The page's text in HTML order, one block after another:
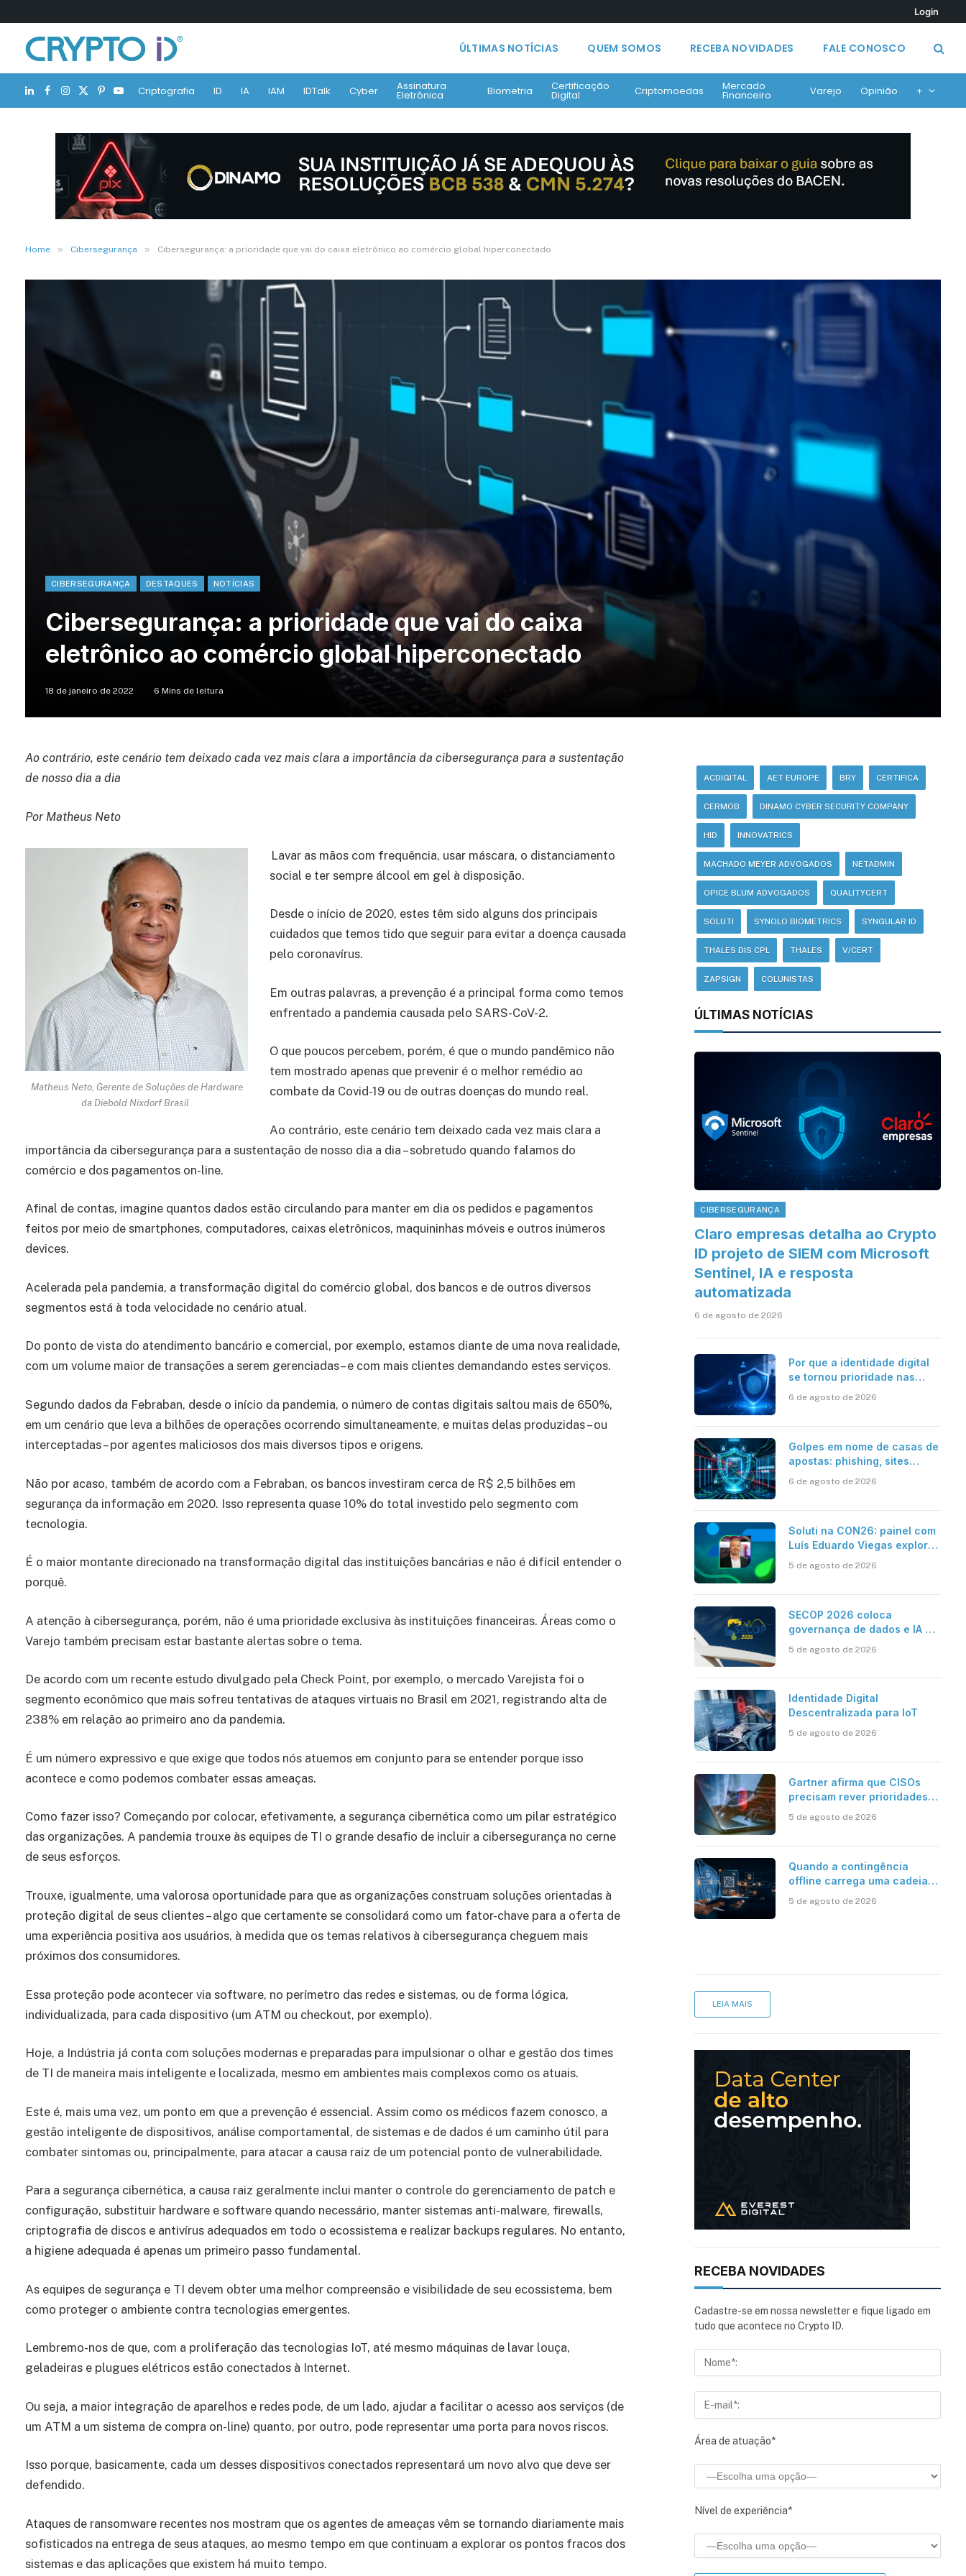
Login
ÚLTIMAS NOTÍCIAS QUEM SOMOS RECEBA NOVIDADES FALE CONOSCO
LinkedIn
Facebook
Instagram
X
(Twitter)
Pinterest
YouTubeCriptografia ID IA IAM IDTalk Cyber Assinatura
Eletrônica Biometria Certificação
Digital Criptomoedas Mercado
Financeiro Varejo Opinião +
Home » Cibersegurança » Cibersegurança: a prioridade que vai do caixa eletrônico ao comércio global hiperconectado
CIBERSEGURANÇA DESTAQUES NOTÍCIAS
Cibersegurança: a prioridade que vai do caixa
eletrônico ao comércio global hiperconectado
18 de janeiro de 2022 6 Mins de leitura
Ao contrário, este cenário tem deixado cada vez mais clara a importância da cibersegurança para a sustentação
de nosso dia a dia
Por Matheus Neto
Matheus Neto, Gerente de Soluções de Hardware
da Diebold Nixdorf Brasil
Lavar as mãos com frequência, usar máscara, o distanciamento
social e ter sempre álcool em gel à disposição.
Desde o início de 2020, estes têm sido alguns dos principais
cuidados que temos tido que seguir para evitar a doença causada
pelo coronavírus.
Em outras palavras, a prevenção é a principal forma como temos
enfrentado a pandemia causada pelo SARS-CoV-2.
O que poucos percebem, porém, é que o mundo pandêmico não
tem mostrado apenas que prevenir é o melhor remédio ao
combate da Covid-19 ou de outras doenças do mundo real.
Ao contrário, este cenário tem deixado cada vez mais clara a
importância da cibersegurança para a sustentação de nosso dia a dia – sobretudo quando falamos do
comércio e dos pagamentos on-line.
Afinal de contas, imagine quantos dados estão circulando para manter em dia os pedidos e pagamentos
feitos por meio de smartphones, computadores, caixas eletrônicos, maquininhas móveis e outros inúmeros
devices.
Acelerada pela pandemia, a transformação digital do comércio global, dos bancos e de outros diversos
segmentos está à toda velocidade no cenário atual.
Do ponto de vista do atendimento bancário e comercial, por exemplo, estamos diante de uma nova realidade,
com um volume maior de transações a serem gerenciadas– e com mais clientes demandando estes serviços.
Segundo dados da Febraban, desde o início da pandemia, o número de contas digitais saltou mais de 650%,
em um cenário que leva a bilhões de operações ocorrendo simultaneamente, e muitas delas produzidas – ou
interceptadas – por agentes maliciosos dos mais diversos tipos e origens.
Não por acaso, também de acordo com a Febraban, os bancos investiram cerca de R$ 2,5 bilhões em
segurança da informação em 2020. Isso representa quase 10% do total investido pelo segmento com
tecnologia.
É o maior montante direcionado na transformação digital das instituições bancárias e não é difícil entender o
porquê.
A atenção à cibersegurança, porém, não é uma prioridade exclusiva às instituições financeiras. Áreas como o
Varejo também precisam estar bastante alertas sobre o tema.
De acordo com um recente estudo divulgado pela Check Point, por exemplo, o mercado Varejista foi o
segmento econômico que mais sofreu tentativas de ataques virtuais no Brasil em 2021, registrando alta de
238% em relação ao primeiro ano da pandemia.
É um número expressivo e que exige que todos nós atuemos em conjunto para se entender porque isso
acontece e como podemos combater essas ameaças.
Como fazer isso? Começando por colocar, efetivamente, a segurança cibernética como um pilar estratégico
das organizações. A pandemia trouxe às equipes de TI o grande desafio de incluir a cibersegurança no cerne
de seus esforços.
Trouxe, igualmente, uma valorosa oportunidade para que as organizações construam soluções orientadas à
proteção digital de seus clientes – algo que certamente se consolidará como um fator-chave para a oferta de
uma experiência positiva aos usuários, à medida que os temas relativos à cibersegurança cheguem mais
próximos dos consumidores.
Essa proteção pode acontecer via software, no perímetro das redes e sistemas, ou de forma lógica,
individualizada, para cada dispositivo (um ATM ou checkout, por exemplo).
Hoje, a Indústria já conta com soluções modernas e preparadas para impulsionar o olhar e gestão dos times
de TI de maneira mais inteligente e localizada, mesmo em ambientes mais complexos como os atuais.
Este é, mais uma vez, um ponto em que a prevenção é essencial. Assim como os médicos fazem conosco, a
gestão inteligente de dispositivos, análise comportamental, de sistemas e de dados é um caminho útil para
combater sintomas ou, principalmente, para atacar a causa raiz de um potencial ponto de vulnerabilidade.
Para a segurança cibernética, a causa raiz geralmente inclui manter o controle do gerenciamento de patch e
configuração, substituir hardware e software quando necessário, manter sistemas anti-malware, firewalls,
criptografia de discos e antivírus adequados em todo o ecossistema e realizar backups regulares. No entanto,
a higiene adequada é apenas um primeiro passo fundamental.
As equipes de segurança e TI devem obter uma melhor compreensão e visibilidade de seu ecossistema, bem
como proteger o ambiente contra tecnologias emergentes.
Lembremo-nos de que, com a proliferação das tecnologias IoT, até mesmo máquinas de lavar louça,
geladeiras e plugues elétricos estão conectados à Internet.
Ou seja, a maior integração de aparelhos e redes pode, de um lado, ajudar a facilitar o acesso aos serviços (de
um ATM a um sistema de compra on-line) quanto, por outro, pode representar uma porta para novos riscos.
Isso porque, basicamente, cada um desses dispositivos conectados representará um novo alvo que deve ser
defendido.
Ataques de ransomware recentes nos mostram que os agentes de ameaças vêm se tornando diariamente mais
sofisticados na entrega de seus ataques, ao mesmo tempo em que continuam a explorar os pontos fracos dos
sistemas e das aplicações que existem há muito tempo.
ACDIGITAL AET EUROPE BRY CERTIFICA
CERMOB DINAMO CYBER SECURITY COMPANY
HID INNOVATRICS
MACHADO MEYER ADVOGADOS NETADMIN
OPICE BLUM ADVOGADOS QUALITYCERT
SOLUTI SYNOLO BIOMETRICS SYNGULAR ID
THALES DIS CPL THALES V/CERT
ZAPSIGN COLUNISTAS
ÚLTIMAS NOTÍCIAS
CIBERSEGURANÇA
Claro empresas detalha ao Crypto
ID projeto de SIEM com Microsoft
Sentinel, IA e resposta
automatizada
6 de agosto de 2026
Por que a identidade digital
se tornou prioridade nas
6 de agosto de 2026
Golpes em nome de casas de
apostas: phishing, sites
6 de agosto de 2026
Soluti na CON26: painel com
Luís Eduardo Viegas explora
eficiência da Contabilidade
5 de agosto de 2026
SECOP 2026 coloca
governança de dados e IA no
5 de agosto de 2026
Identidade Digital
Descentralizada para IoT
5 de agosto de 2026
Gartner afirma que CISOs
precisam rever prioridades
para enfrentar os desafios
5 de agosto de 2026
Quando a contingência
offline carrega uma cadeia
5 de agosto de 2026
LEIA MAIS
RECEBA NOVIDADES
Cadastre-se em nossa newsletter e fique ligado em
tudo que acontece no Crypto ID.
Área de atuação*
Nível de experiência*